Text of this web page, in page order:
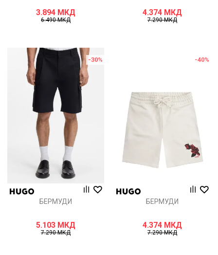
3.894 МКД
6.490МКД
4.374 МКД
7.290МКД
-30%
БЕРМУДИ
5.103 МКД
7.290МКД
-40%
БЕРМУДИ
4.374 МКД
7.290МКД